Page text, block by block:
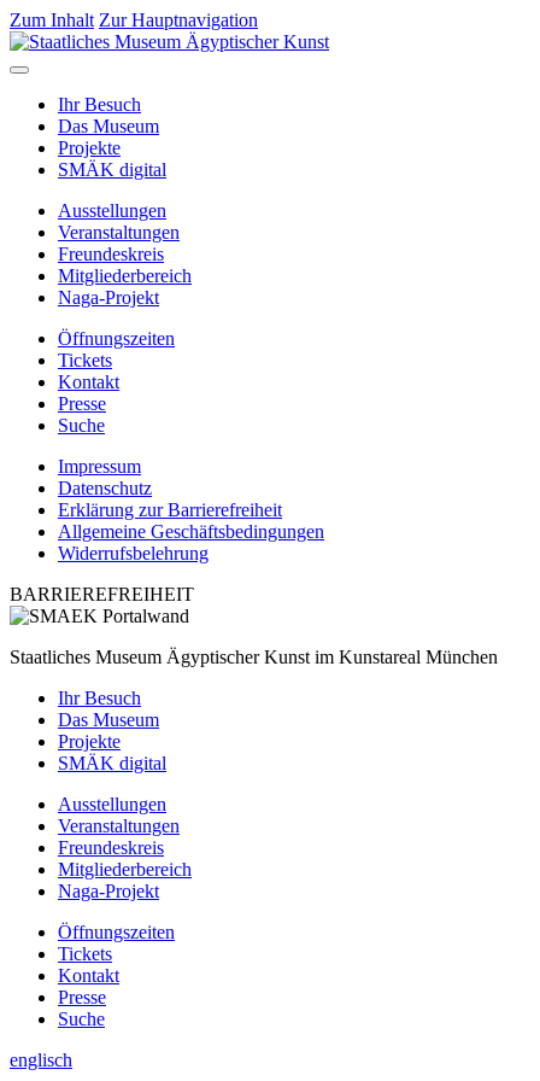
Zum Inhalt Zur Hauptnavigation
Ihr Besuch
Das Museum
Projekte
SMÄK digital
Ausstellungen
Veranstaltungen
Freundeskreis
Mitgliederbereich
Naga-Projekt
Öffnungszeiten
Tickets
Kontakt
Presse
Suche
Impressum
Datenschutz
Erklärung zur Barrierefreiheit
Allgemeine Geschäftsbedingungen
Widerrufsbelehrung
BARRIEREFREIHEIT
Staatliches Museum Ägyptischer Kunst im Kunstareal München
Ihr Besuch
Das Museum
Projekte
SMÄK digital
Ausstellungen
Veranstaltungen
Freundeskreis
Mitgliederbereich
Naga-Projekt
Öffnungszeiten
Tickets
Kontakt
Presse
Suche
englisch